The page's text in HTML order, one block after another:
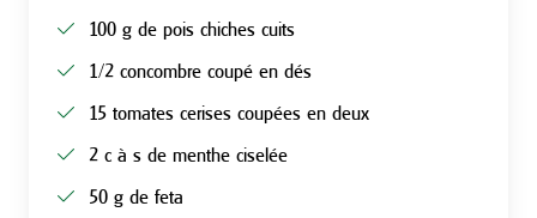
100 g de pois chiches cuits
1/2 concombre coupé en dés
15 tomates cerises coupées en deux
2 c à s de menthe ciselée
50 g de feta